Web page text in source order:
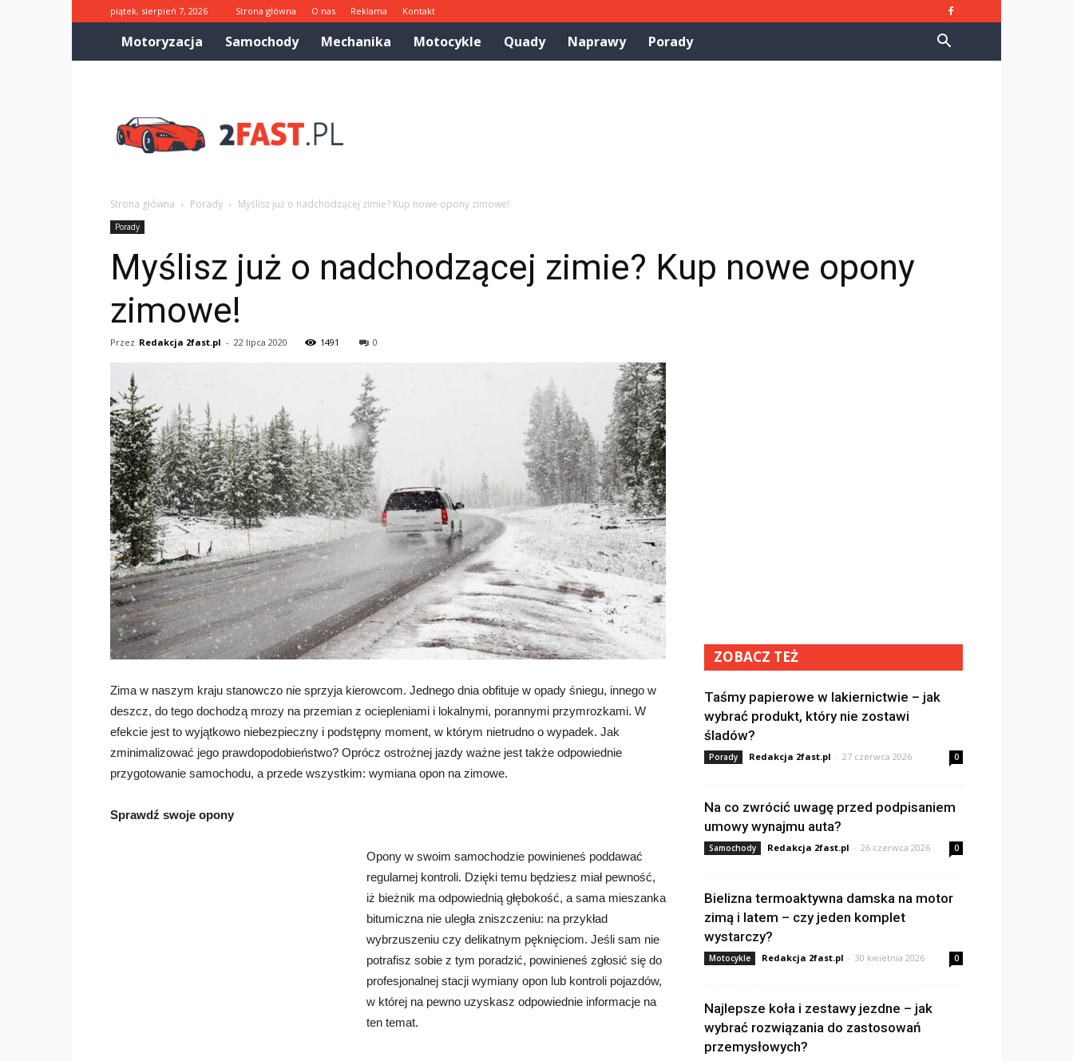
piątek, sierpień 7, 2026 Strona główna O nas Reklama Kontakt
Motoryzacja Samochody Mechanika Motocykle Quady Naprawy Porady
Strona główna Porady Myślisz już o nadchodzącej zimie? Kup nowe opony zimowe!
Porady
Myślisz już o nadchodzącej zimie? Kup nowe opony
zimowe!
Przez Redakcja 2fast.pl - 22 lipca 2020 1491 0
Zima w naszym kraju stanowczo nie sprzyja kierowcom. Jednego dnia obfituje w opady śniegu, innego w
deszcz, do tego dochodzą mrozy na przemian z ociepleniami i lokalnymi, porannymi przymrozkami. W
efekcie jest to wyjątkowo niebezpieczny i podstępny moment, w którym nietrudno o wypadek. Jak
zminimalizować jego prawdopodobieństwo? Oprócz ostrożnej jazdy ważne jest także odpowiednie
przygotowanie samochodu, a przede wszystkim: wymiana opon na zimowe.
Sprawdź swoje opony
Opony w swoim samochodzie powinieneś poddawać
regularnej kontroli. Dzięki temu będziesz miał pewność,
iż bieżnik ma odpowiednią głębokość, a sama mieszanka
bitumiczna nie uległa zniszczeniu: na przykład
wybrzuszeniu czy delikatnym pęknięciom. Jeśli sam nie
potrafisz sobie z tym poradzić, powinieneś zgłosić się do
profesjonalnej stacji wymiany opon lub kontroli pojazdów,
w której na pewno uzyskasz odpowiednie informacje na
ten temat.
ZOBACZ TEŻ
Taśmy papierowe w lakiernictwie – jak
wybrać produkt, który nie zostawi
śladów?
Porady Redakcja 2fast.pl - 27 czerwca 2026 0
Na co zwrócić uwagę przed podpisaniem
umowy wynajmu auta?
Samochody Redakcja 2fast.pl - 26 czerwca 2026 0
Bielizna termoaktywna damska na motor
zimą i latem – czy jeden komplet
wystarczy?
Motocykle Redakcja 2fast.pl - 30 kwietnia 2026 0
Najlepsze koła i zestawy jezdne – jak
wybrać rozwiązania do zastosowań
przemysłowych?